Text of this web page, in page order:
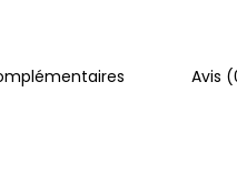
Avis